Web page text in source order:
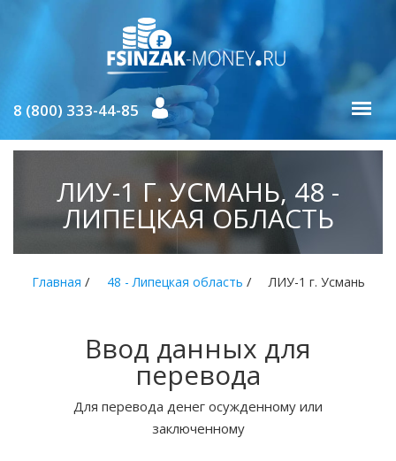
8 (800) 333-44-85
ЛИУ-1 Г. УСМАНЬ, 48 -
ЛИПЕЦКАЯ ОБЛАСТЬ
Главная / 48 - Липецкая область / ЛИУ-1 г. Усмань
Ввод данных для
перевода
Для перевода денег осужденному или
заключенному